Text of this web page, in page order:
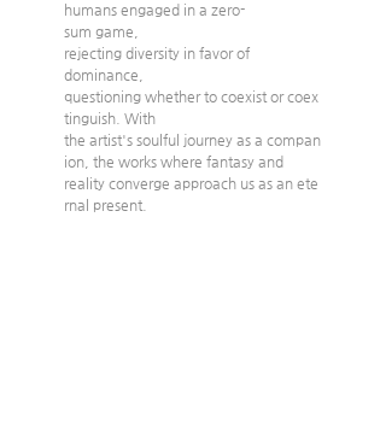
humans engaged in a zero-
sum game,
rejecting diversity in favor of
dominance,
questioning whether to coexist or coex
tinguish. With
the artist's soulful journey as a compan
ion, the works where fantasy and
reality converge approach us as an ete
rnal present.